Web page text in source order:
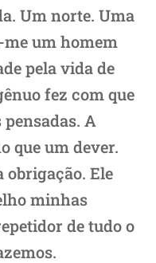
Um norte. Uma
um homem
pela vida de
fez com que
A
que um dever.
Ele
minhas
de tudo o